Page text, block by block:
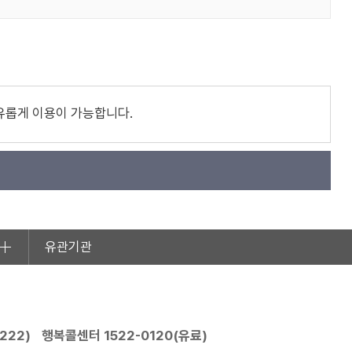
롭게 이용이 가능합니다.
유관기관
) 행복콜센터 1522-0120(유료)